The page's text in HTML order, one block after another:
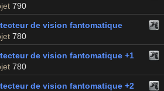
790
de vision fantomatique
780
de vision fantomatique +1
780
de vision fantomatique +2